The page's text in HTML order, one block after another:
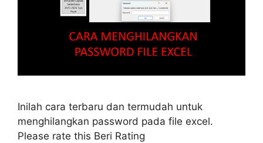
Inilah cara terbaru dan termudah untuk
menghilangkan password pada file excel.
Please rate this Beri Rating